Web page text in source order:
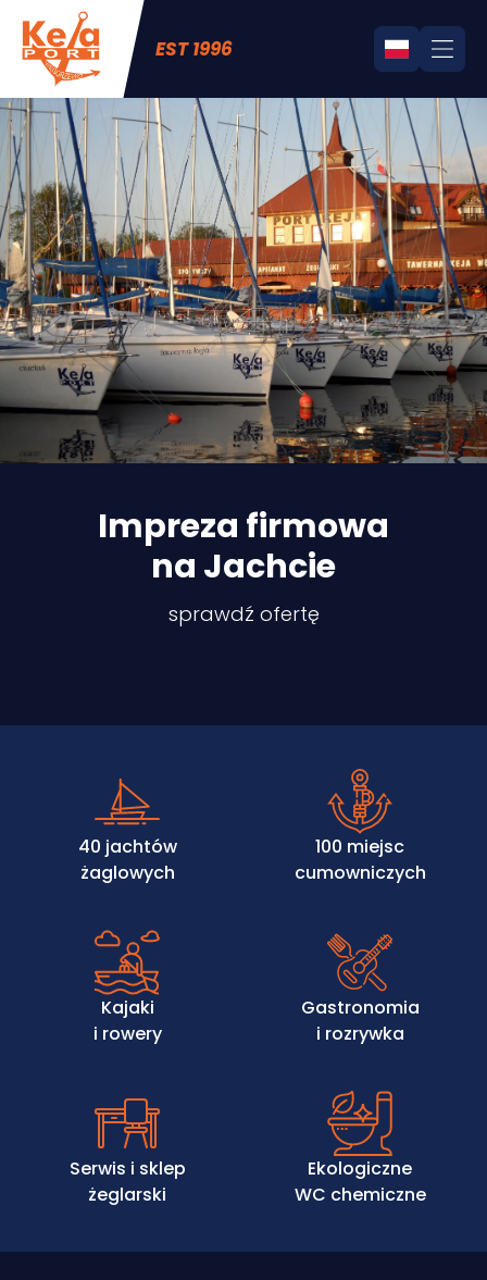
EST 1996
Impreza firmowa
na Jachcie
sprawdź ofertę
40 jachtów
żaglowych
100 miejsc
cumowniczych
Kajaki
i rowery
Gastronomia
i rozrywka
Serwis i sklep
żeglarski
Ekologiczne
WC chemiczne